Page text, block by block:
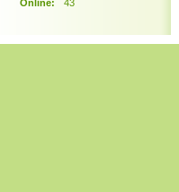
Online: 43